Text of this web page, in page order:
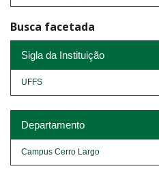
Busca facetada
Sigla da Instituição
UFFS
Departamento
Campus Cerro Largo